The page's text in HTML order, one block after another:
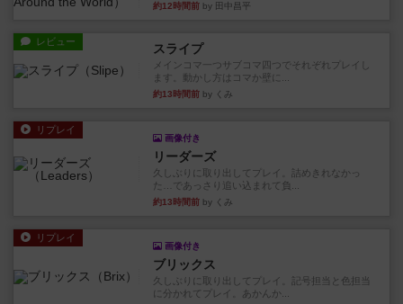
約12時間前 by 田中昌平
レビュー スライプ
メインコマ一つサブコマ四つでそれぞれプレイし
ます。動かし方はコマか壁に...
約13時間前 by くみ
リプレイ
画像付き
リーダーズ
久しぶりに取り出してプレイ。詰めきれなかっ
た…であっさり追い込まれて負...
約13時間前 by くみ
リプレイ
画像付き
ブリックス
久しぶりに取り出してプレイ。記号担当と色担当
に分かれてプレイ。あかんか...